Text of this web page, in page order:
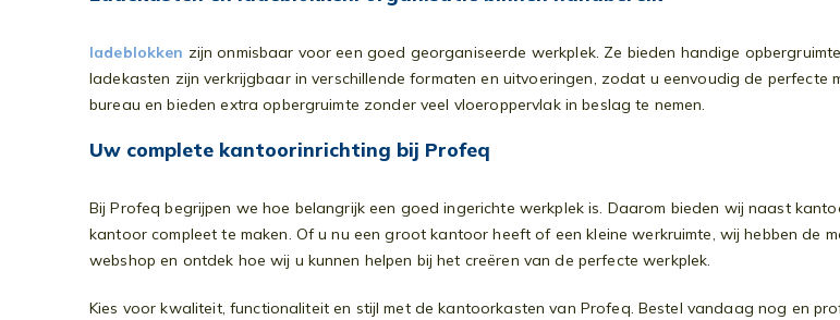
ladeblokken zijn onmisbaar voor een goed georganiseerde werkplek. Ze bieden handige
ladekasten zijn verkrijgbaar in verschillende formaten en uitvoeringen, zodat u eenvoudig de
bureau en bieden extra opbergruimte zonder veel vloeroppervlak in beslag te nemen.
Uw complete kantoorinrichting bij Profeq
Bij Profeq begrijpen we hoe belangrijk een goed ingerichte werkplek is. Daarom bieden wij naast
kantoor compleet te maken. Of u nu een groot kantoor heeft of een kleine werkruimte, wij hebben de
webshop en ontdek hoe wij u kunnen helpen bij het creëren van de perfecte werkplek.
Kies voor kwaliteit, functionaliteit en stijl met de kantoorkasten van Profeq. Bestel vandaag nog en